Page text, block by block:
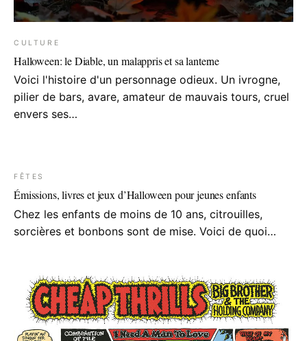
CULTURE
Halloween: le Diable, un malappris et sa lanterne
Voici l'histoire d'un personnage odieux. Un ivrogne,
pilier de bars, avare, amateur de mauvais tours, cruel
envers ses…
FÊTES
Émissions, livres et jeux d’Halloween pour jeunes enfants
Chez les enfants de moins de 10 ans, citrouilles,
sorcières et bonbons sont de mise. Voici de quoi…